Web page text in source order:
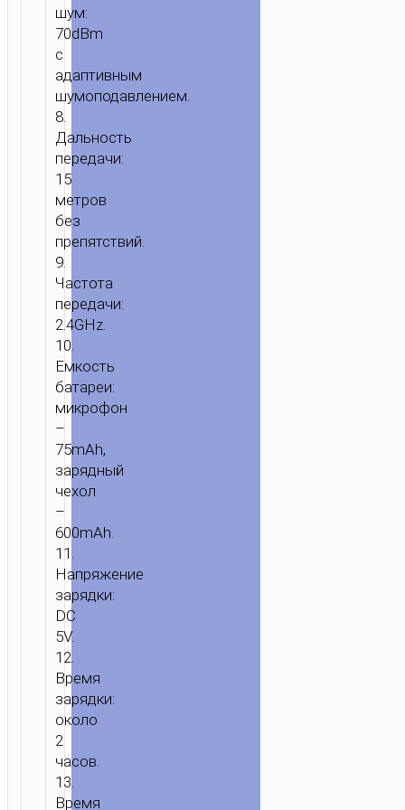
шум:
70dBm
с
адаптивным
шумоподавлением.
8.
Дальность
передачи:
15
метров
без
препятствий.
9.
Частота
передачи:
2.4GHz.
10.
Емкость
батареи:
микрофон
–
75mAh,
зарядный
чехол
–
600mAh.
11.
Напряжение
зарядки:
DC
5V.
12.
Время
зарядки:
около
2
часов.
13.
Время